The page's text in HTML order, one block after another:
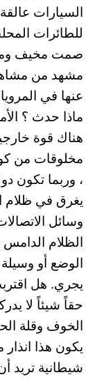
السيارات
للطائرات
صمت مخيف
مشهد من مشاهد
عنها في
ماذا حدث ؟
هناك قوة
مخلوقات من
، وربما تكون
يغرق في ظلام
وسائل
الظلام
الوضع أو
يجري. هل
حقاً شيئاً لا
الخوف وقلة
يكون هذا
شيطانية تريد